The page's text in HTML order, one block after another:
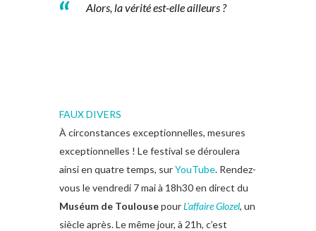
Alors, la vérité est-elle ailleurs ?
FAUXDIVERS
À circonstances exceptionnelles, mesures
exceptionnelles ! Le festival se déroulera
ainsi en quatre temps, surYouTube. Rendez-
vous le vendredi 7 mai à 18h30 en direct du
Muséum de ToulousepourL’affaire Glozel, un
siècle après. Le même jour, à 21h, c’est